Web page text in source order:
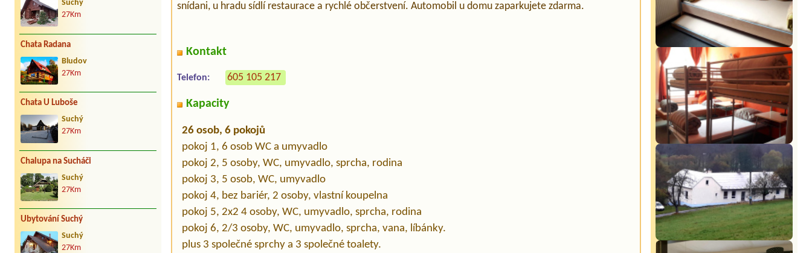
Suchy
27Km
Chata Radana
Bludov
27Km
Chata U Luboše
Suchý
27Km
Chalupa na Sucháči
Suchý
27Km
Ubytování Suchý
Suchý
27Km
snídani, u hradu sídlí restaurace a rychlé občerstvení. Automobil u domu zaparkujete zdarma.
Kontakt
Telefon: 605 105 217
Kapacity
26 osob, 6 pokojů
pokoj 1, 6 osob WC a umyvadlo
pokoj 2, 5 osoby, WC, umyvadlo, sprcha, rodina
pokoj 3, 5 osob, WC, umyvadlo
pokoj 4, bez bariér, 2 osoby, vlastní koupelna
pokoj 5, 2x2 4 osoby, WC, umyvadlo, sprcha, rodina
pokoj 6, 2/3 osoby, WC, umyvadlo, sprcha, vana, líbánky.
plus 3 společné sprchy a 3 společné toalety.